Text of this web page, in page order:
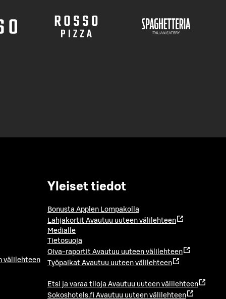
välilehteen
Yleiset tiedot
Bonusta Applen Lompakolla
Lahjakortit Avautuu uuteen välilehteen
Medialle
Tietosuoja
Oiva-raportit Avautuu uuteen välilehteen
Työpaikat Avautuu uuteen välilehteen
Etsi ja varaa tiloja Avautuu uuteen välilehteen
Sokoshotels.fi Avautuu uuteen välilehteen